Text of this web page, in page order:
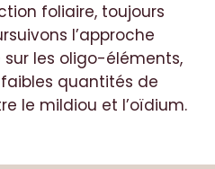
foliaire, toujours
l’approche
sur les oligo-éléments,
quantités de
le mildiou et l’oïdium.